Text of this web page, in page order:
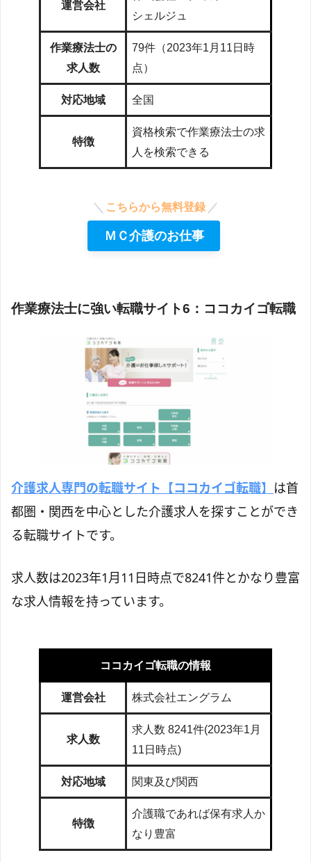
運営会社
シェルジュ
作業療法士の
求人数
79件（2023年1月11日時
点）
対応地域 全国
特徴
資格検索で作業療法士の求
人を検索できる
こちらから無料登録
ＭＣ介護のお仕事
作業療法士に強い転職サイト6：ココカイゴ転職
介護求人専門の転職サイト【ココカイゴ転職】 は首
都圏・関西を中心とした介護求人を探すことができ
る転職サイトです。
求人数は2023年1月11日時点で8241件とかなり豊富
な求人情報を持っています。
ココカイゴ転職の情報
運営会社 株式会社エングラム
求人数
求人数 8241件(2023年1月
11日時点)
対応地域 関東及び関西
特徴
介護職であれば保有求人か
なり豊富